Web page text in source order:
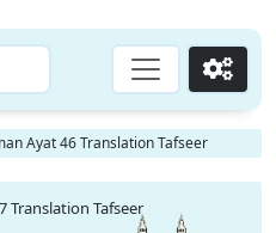
Go
Ayat 46 Translation Tafseer
Translation Tafseer